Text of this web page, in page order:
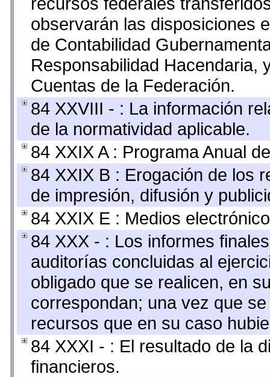
observarán las disposiciones
de Contabilidad
Responsabilidad Hacendaria,
Cuentas de la Federación.
84 XXVIII - : La información
de la normatividad aplicable.
84 XXIX A : Programa Anual
84 XXIX B : Erogación de los
de impresión, difusión y
84 XXIX E : Medios
84 XXX - : Los informes
auditorías concluidas al
obligado que se realicen, en
correspondan; una vez que
recursos que en su caso
84 XXXI - : El resultado de la
financieros.